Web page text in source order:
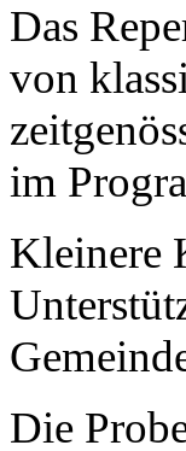
Das
von
im
Kleinere
Die